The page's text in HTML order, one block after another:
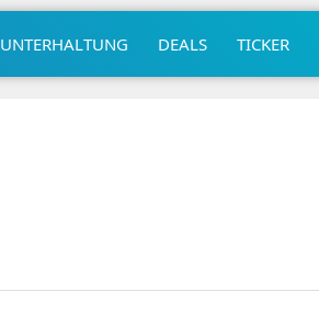
UNTERHALTUNG DEALS TICKER